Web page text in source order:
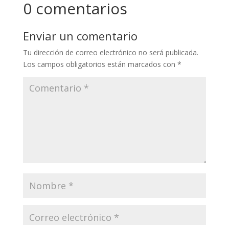
0 comentarios
Enviar un comentario
Tu dirección de correo electrónico no será publicada.
Los campos obligatorios están marcados con *